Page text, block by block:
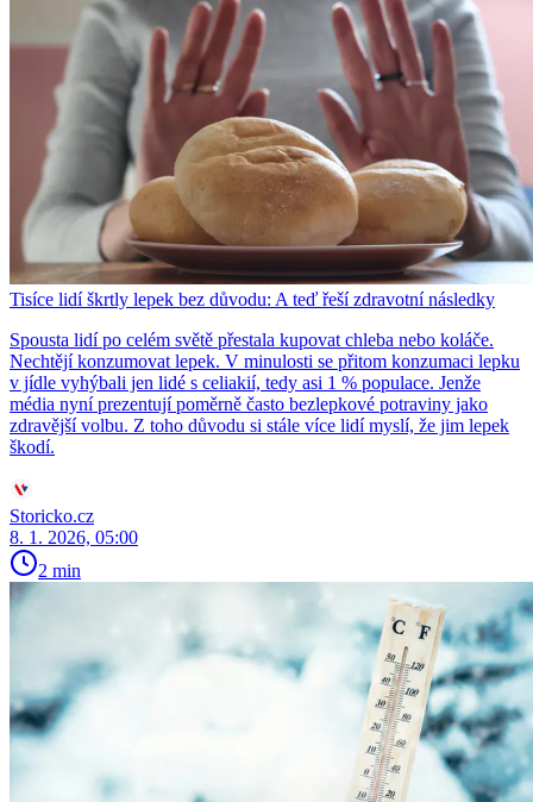
Tisíce lidí škrtly lepek bez důvodu: A teď řeší zdravotní následky
Spousta lidí po celém světě přestala kupovat chleba nebo koláče.
Nechtějí konzumovat lepek. V minulosti se přitom konzumaci lepku
v jídle vyhýbali jen lidé s celiakií, tedy asi 1 % populace. Jenže
média nyní prezentují poměrně často bezlepkové potraviny jako
zdravější volbu. Z toho důvodu si stále více lidí myslí, že jim lepek
škodí.
Storicko.cz
8. 1. 2026, 05:00
2 min